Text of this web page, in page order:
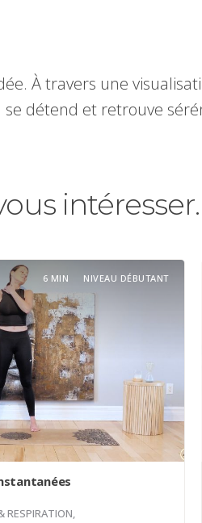
À travers une
détend et retrouve
intéresser.
6 MIN NIVEAU DÉBUTANT
RESPIRATION,